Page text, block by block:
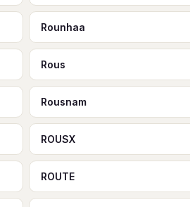
Rounhaa
Rous
Rousnam
ROUSX
ROUTE